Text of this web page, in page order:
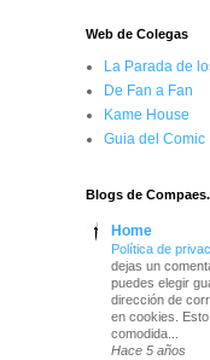
Web de Colegas
La Parada de
De Fan a Fan
Kame House
Guia del Comic
Blogs de Compaes.
Home
Política de
dejas un
puedes elegir
dirección de
en cookies.
comodida...
Hace 5 años